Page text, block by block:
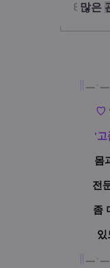
꒰ 많은
┗
ㅡ·ㅡ
♡
'고
몸
전
좀
있
ㅡ·ㅡ